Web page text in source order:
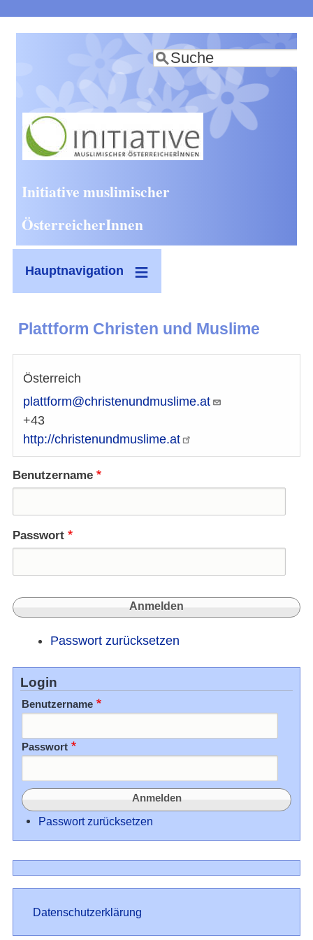
zum
Inhalt
Suche
Initiative muslimischer
ÖsterreicherInnen
Hauptnavigation
Plattform Christen und Muslime
Österreich
plattform@christenundmuslime.at
+43
http://christenundmuslime.at
Benutzername
Passwort
Passwort zurücksetzen
Login
Benutzername
Passwort
Passwort zurücksetzen
Datenschutz
Datenschutzerklärung